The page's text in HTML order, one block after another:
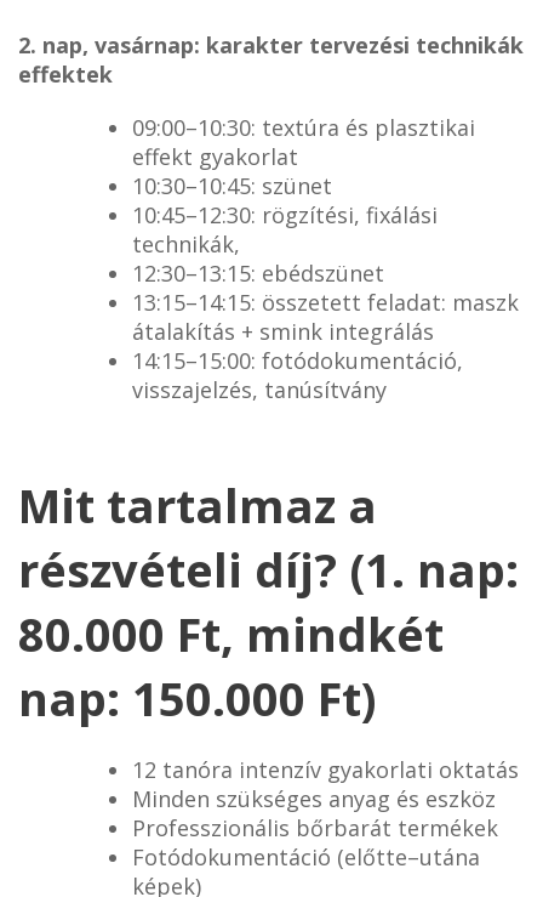
2. nap, vasárnap: karakter tervezési technikák
effektek
09:00–10:30: textúra és plasztikai
effekt gyakorlat
10:30–10:45: szünet
10:45–12:30: rögzítési, fixálási
technikák,
12:30–13:15: ebédszünet
13:15–14:15: összetett feladat: maszk
átalakítás + smink integrálás
14:15–15:00: fotódokumentáció,
visszajelzés, tanúsítvány
Mit tartalmaz a
részvételi díj? (1. nap:
80.000 Ft, mindkét
nap: 150.000 Ft)
12 tanóra intenzív gyakorlati oktatás
Minden szükséges anyag és eszköz
Professzionális bőrbarát termékek
Fotódokumentáció (előtte–utána
képek)